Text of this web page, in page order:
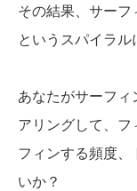
その結果、サーフ
というスパイラル
あなたがサーフィ
アリングして、フ
フィンする頻度、
いか？